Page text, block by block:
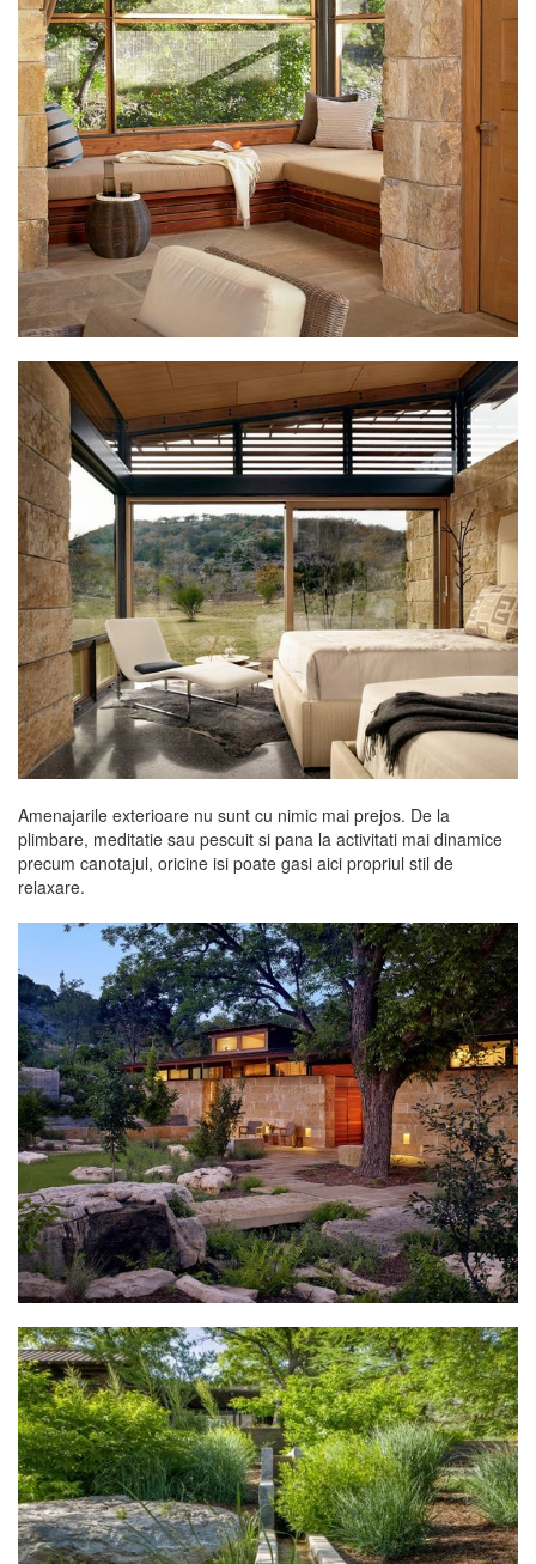
Amenajarile exterioare nu sunt cu nimic mai prejos. De la
plimbare, meditatie sau pescuit si pana la activitati mai dinamice
precum canotajul, oricine isi poate gasi aici propriul stil de
relaxare.